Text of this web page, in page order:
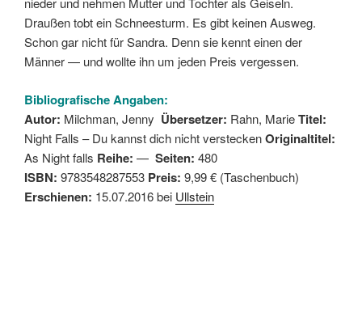
Draußen tobt ein Schneesturm. Es gibt keinen Ausweg.
Schon gar nicht für Sandra. Denn sie kennt einen der
Männer — und wollte ihn um jeden Preis vergessen.
Bibliografische Angaben:
Autor: Milchman, Jenny Übersetzer: Rahn, MarieTitel:
Night Falls – Du kannst dich nicht versteckenOriginaltitel:
As Night falls Reihe: — Seiten: 480
ISBN: 9783548287553 Preis: 9,99 € (Taschenbuch)
Erschienen: 15.07.2016 bei Ullstein